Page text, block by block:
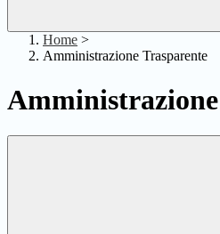
Home >
Amministrazione Trasparente